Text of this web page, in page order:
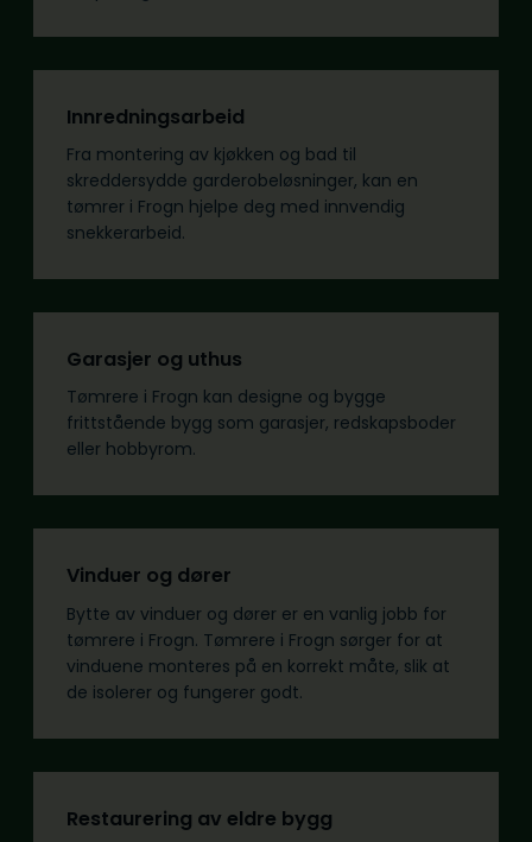
Innredningsarbeid
Fra montering av kjøkken og bad til
skreddersydde garderobeløsninger, kan en
tømrer i Frogn hjelpe deg med innvendig
snekkerarbeid.
Garasjer og uthus
Tømrere i Frogn kan designe og bygge
frittstående bygg som garasjer, redskapsboder
eller hobbyrom.
Vinduer og dører
Bytte av vinduer og dører er en vanlig jobb for
tømrere i Frogn. Tømrere i Frogn sørger for at
vinduene monteres på en korrekt måte, slik at
de isolerer og fungerer godt.
Restaurering av eldre bygg